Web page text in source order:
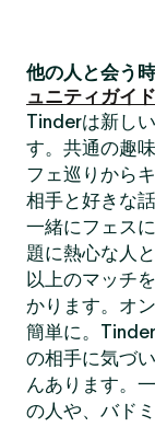
他の人と会う時
ュニティガイ
Tinderは新し
す。共通の趣
フェ巡りから
相手と好きな
一緒にフェス
題に熱心な人
以上のマッチ
かります。オ
簡単に。
の相手に気づ
んあります。
の人や、バド